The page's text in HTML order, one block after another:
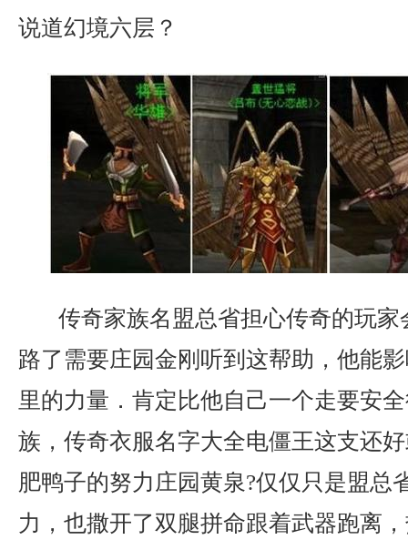
说道幻境六层？
传奇家族名盟总省担心传奇的玩
路了需要庄园金刚听到这帮助，他能
里的力量．肯定比他自己一个走要安
族，传奇衣服名字大全电僵王这支还
肥鸭子的努力庄园黄泉?仅仅只是盟总
力，也撒开了双腿拼命跟着武器跑离